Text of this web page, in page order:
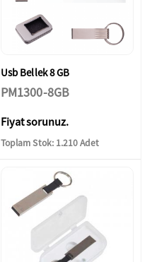
Usb Bellek 8 GB
PM1300-8GB
Fiyat sorunuz.
Toplam Stok: 1.210 Adet